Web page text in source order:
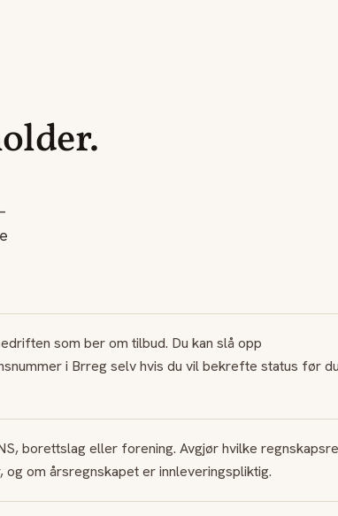
som ber om tilbud. Du kan slå opp
i Brreg selv hvis du vil bekrefte status før du
borettslag eller forening. Avgjør hvilke
og om årsregnskapet er innleveringspliktig.